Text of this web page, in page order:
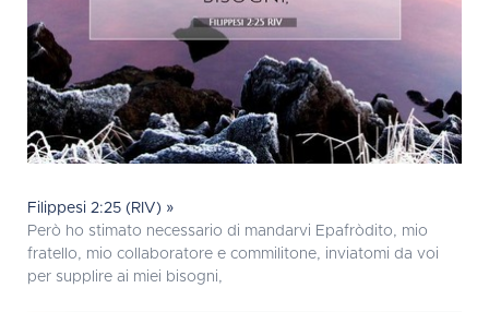
Filippesi 2:25 (RIV) »
Però ho stimato necessario di mandarvi Epafròdito, mio
fratello, mio collaboratore e commilitone, inviatomi da voi
per supplire ai miei bisogni,